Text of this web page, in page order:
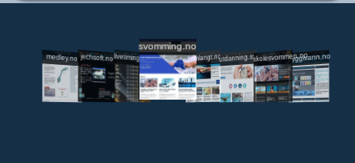
medley.no jechsoft.nolivetiming.medley.no
svomming.no
svomlangt.noutdanning.svomming.no
skolesvommen.notryggivann.no